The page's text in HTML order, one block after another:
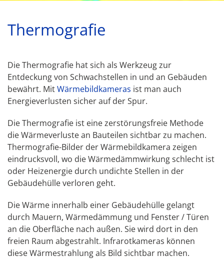
Thermografie
Die Thermografie hat sich als Werkzeug zur
Entdeckung von Schwachstellen in und an Gebäuden
bewährt. MitWärmebildkameras ist man auch
Energieverlusten sicher auf der Spur.
Die Thermografie ist eine zerstörungsfreie Methode
die Wärmeverluste an Bauteilen sichtbar zu machen.
Thermografie-Bilder der Wärmebildkamera zeigen
eindrucksvoll, wo die Wärmedämmwirkung schlecht ist
oder Heizenergie durch undichte Stellen in der
Gebäudehülle verloren geht.
Die Wärme innerhalb einer Gebäudehülle gelangt
durch Mauern, Wärmedämmung und Fenster / Türen
an die Oberfläche nach außen. Sie wird dort in den
freien Raum abgestrahlt. Infrarotkameras können
diese Wärmestrahlung als Bild sichtbar machen.